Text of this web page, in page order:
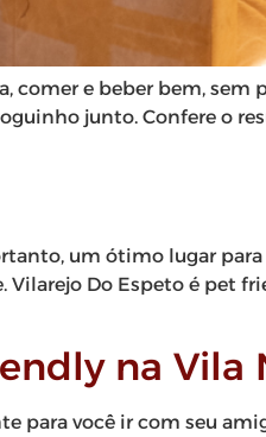
comer e beber bem,
junto. Confere o
um ótimo lugar
Vilarejo Do Espeto é pet
na Vila
para você ir com seu